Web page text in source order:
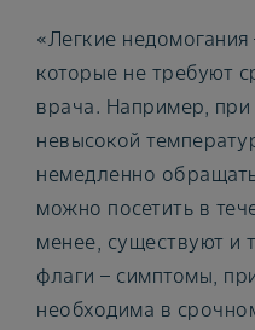
«Легкие недомогания
которые не требуют
врача. Например,
невысокой
немедленно
можно посетить в
менее, существуют и
флаги – симптомы,
необходима в